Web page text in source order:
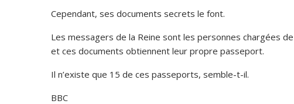
Cependant, ses documents secrets le font.
Les messagers de la Reine sont les personnes chargées
et ces documents obtiennent leur propre passeport.
Il n’existe que 15 de ces passeports, semble-t-il.
BBC